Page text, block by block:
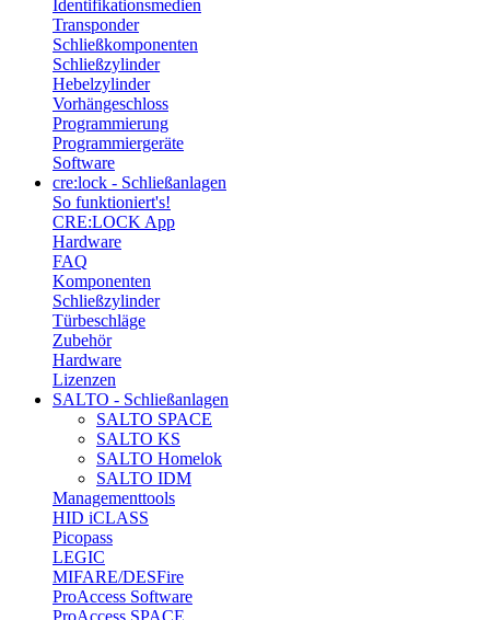
Identifikationsmedien
Transponder
Schließkomponenten
Schließzylinder
Hebelzylinder
Vorhängeschloss
Programmierung
Programmiergeräte
Software
cre:lock - Schließanlagen
So funktioniert's!
CRE:LOCK App
Hardware
FAQ
Komponenten
Schließzylinder
Türbeschläge
Zubehör
Hardware
Lizenzen
SALTO - Schließanlagen
SALTO SPACE
SALTO KS
SALTO Homelok
SALTO IDM
Managementtools
HID iCLASS
Picopass
LEGIC
MIFARE/DESFire
ProAccess Software
ProAccess SPACE